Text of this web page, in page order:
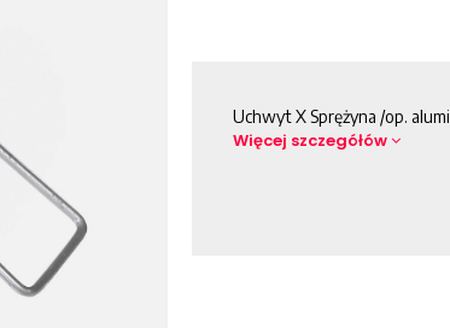
Uchwyt X Sprężyna /op.
Więcej szczegółów